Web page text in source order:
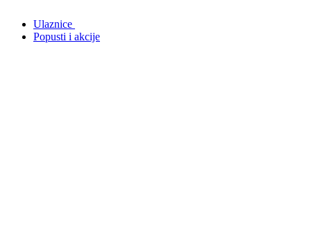
Ulaznice
Popusti i akcije